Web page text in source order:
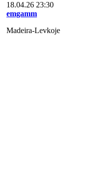
18.04.26 23:30
emgamm
Madeira-Levkoje